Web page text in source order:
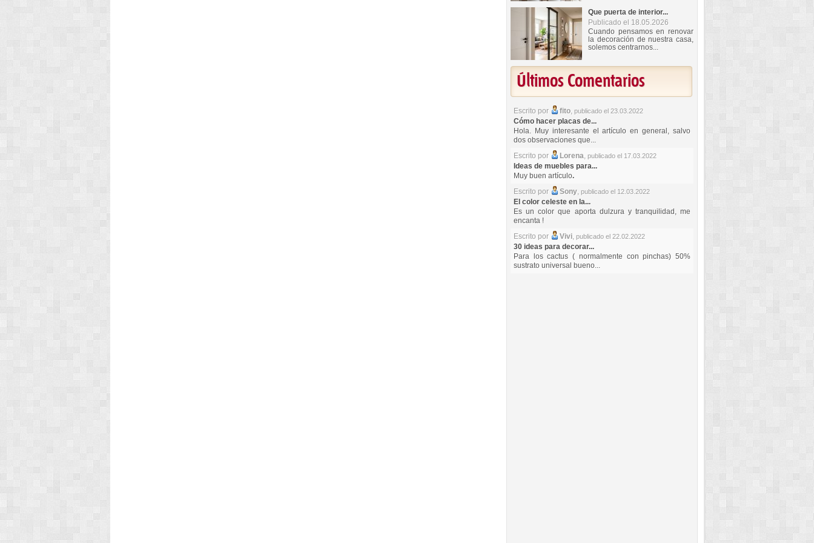
Que puerta de interior...
Publicado el 18.05.2026
Cuando pensamos en renovar
la decoración de nuestra casa,
solemos centrarnos...
Últimos Comentarios
Escrito por fito, publicado el 23.03.2022
Cómo hacer placas de...
Hola. Muy interesante el artículo en general, salvo
dos observaciones que...
Escrito por
Lorena, publicado el 17.03.2022
Ideas de muebles para...
Muy buen artículo.
Escrito por
Sony, publicado el 12.03.2022
El color celeste en la...
Es un color que aporta dulzura y tranquilidad, me
encanta !
Escrito por
Vivi, publicado el 22.02.2022
30 ideas para decorar...
Para los cactus ( normalmente con pinchas) 50%
sustrato universal bueno...